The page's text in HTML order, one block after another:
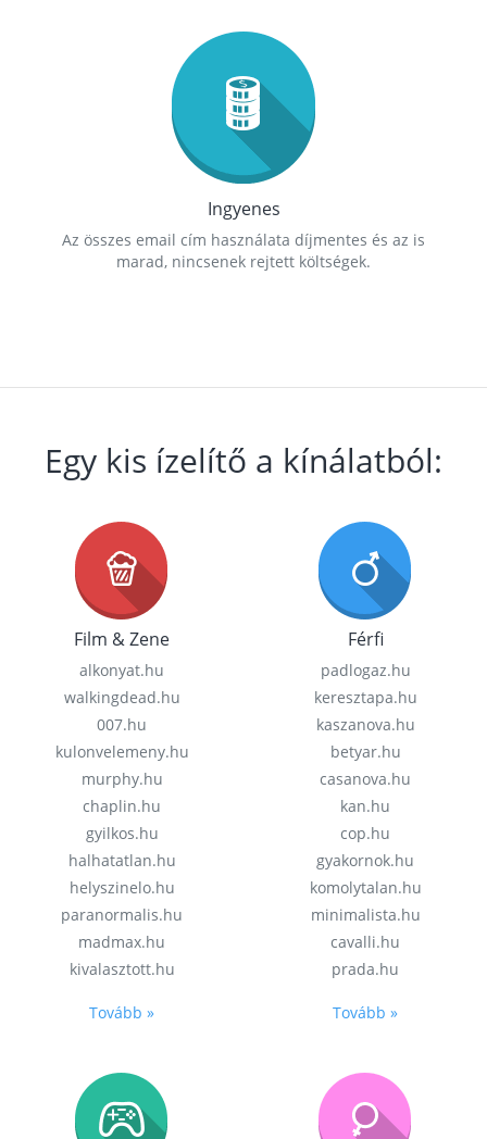
Ingyenes
Az összes email cím használata díjmentes és az is
marad, nincsenek rejtett költségek.
Egy kis ízelítő a kínálatból:
Film & Zene
alkonyat.hu
walkingdead.hu
007.hu
kulonvelemeny.hu
murphy.hu
chaplin.hu
gyilkos.hu
halhatatlan.hu
helyszinelo.hu
paranormalis.hu
madmax.hu
kivalasztott.hu
Tovább »
Férfi
padlogaz.hu
keresztapa.hu
kaszanova.hu
betyar.hu
casanova.hu
kan.hu
cop.hu
gyakornok.hu
komolytalan.hu
minimalista.hu
cavalli.hu
prada.hu
Tovább »